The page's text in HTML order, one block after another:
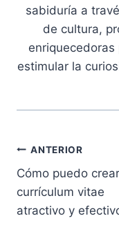
sabiduría a
de cultura,
estimular la
Navegación
de
entradas
ANTERIOR
Cómo puedo
currículum vitae
atractivo y